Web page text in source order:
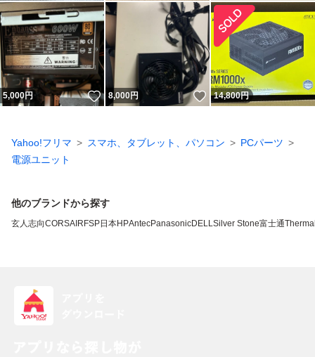
5,000円 いいね！
8,000円 いいね！
14,800円
Yahoo!フリマ スマホ、タブレット、パソコン
PCパーツ
電源ユニット
他のブランドから探す
玄人志向CORSAIR FSP日本HPAntecPanasonicDELLSilver Stone富士通